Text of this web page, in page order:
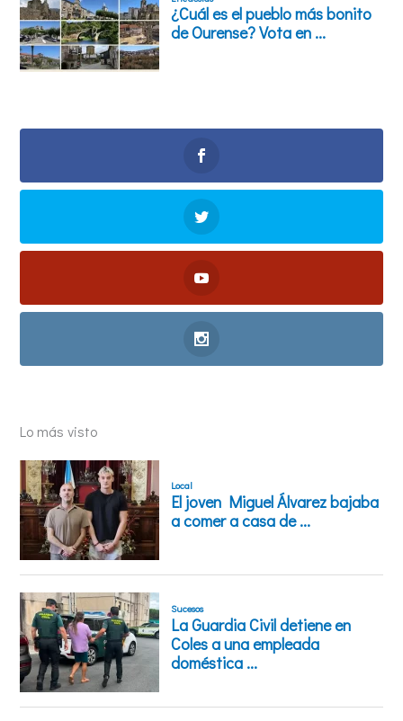
Lo más visto